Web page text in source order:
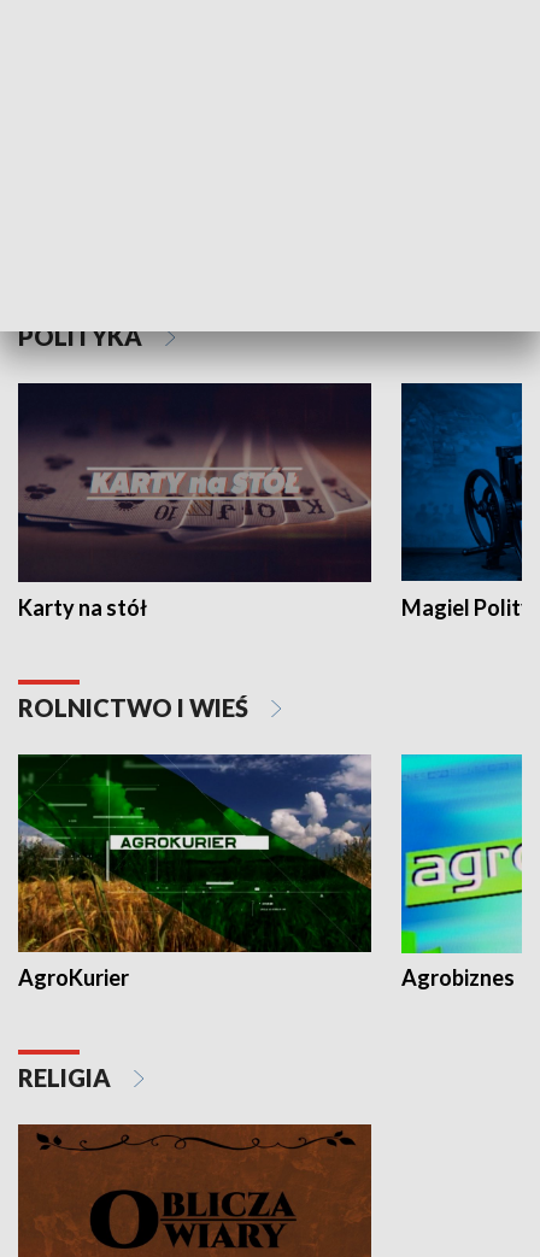
POLITYKA
Karty na stół Magiel
ROLNICTWO I WIEŚ
AgroKurier Agrobiznes
RELIGIA